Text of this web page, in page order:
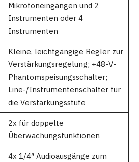
Mikrofoneingängen und 2
Instrumenten oder 4
Instrumenten
Kleine, leichtgängige Regler zur
Verstärkungsregelung; +48-V-
Phantomspeisungsschalter;
Line-/Instrumentenschalter für
die Verstärkungsstufe
2x für doppelte
Überwachungsfunktionen
4x 1/4″ Audioausgänge zum